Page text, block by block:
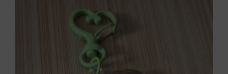
variations.
Les
options
peuvent